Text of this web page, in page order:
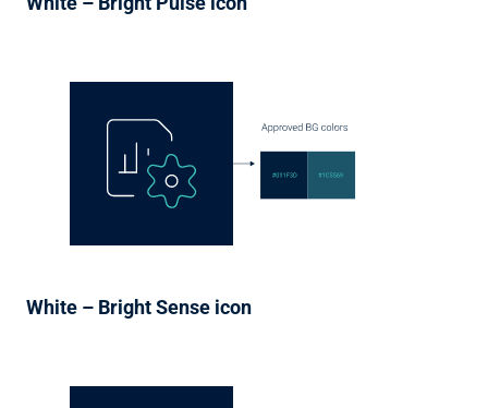
White – Bright Sense icon